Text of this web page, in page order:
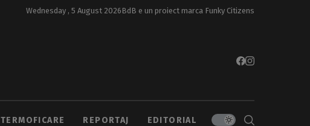
Wednesday , 5 August 2026BdB e un proiect marca Funky Citizens
TERMOFICARE REPORTAJ EDITORIAL